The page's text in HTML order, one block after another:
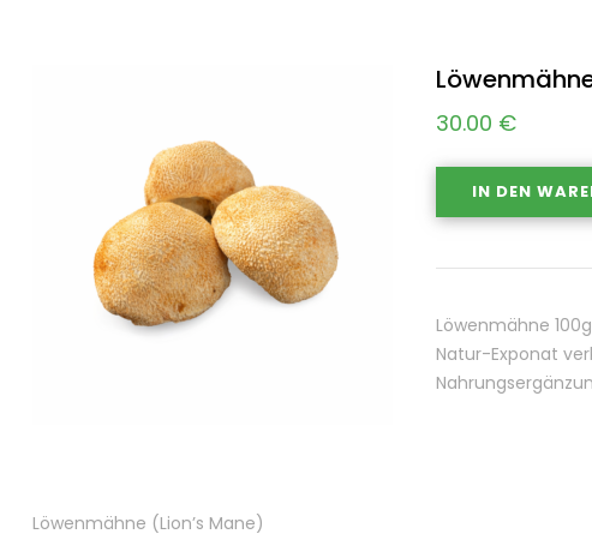
30.00 €
IN DEN
Löwenmähne
Natur-Exponat
Löwenmähne (Lion’s Mane)